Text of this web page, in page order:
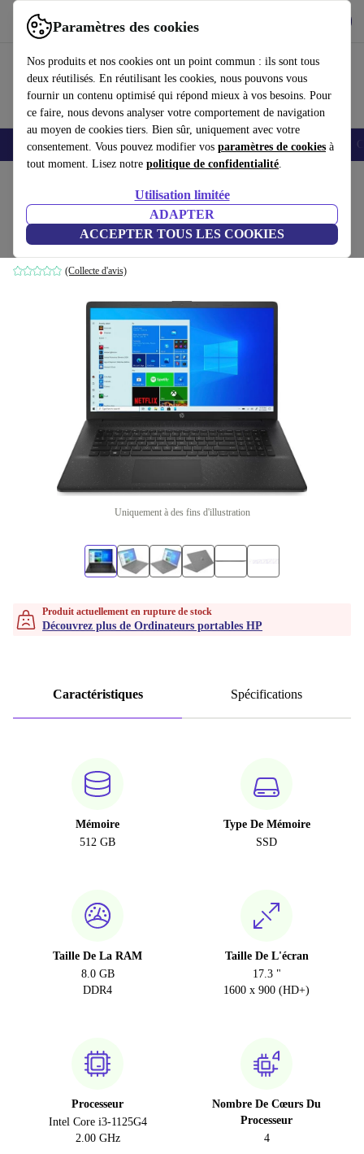
Paramètres des cookies
Nos produits et nos cookies ont un point commun : ils sont tous
deux réutilisés. En réutilisant les cookies, nous pouvons vous
fournir un contenu optimisé qui répond mieux à vos besoins. Pour
ce faire, nous devons analyser votre comportement de navigation
au moyen de cookies tiers. Bien sûr, uniquement avec votre
consentement. Vous pouvez modifier vos paramètres de cookies à
tout moment. Lisez notre politique de confidentialité.
Utilisation limitée
ADAPTER
ACCEPTER TOUS LES COOKIES
Utilisez refurbed rapidement et facilement
Smartphones Laptops Tablettes Montres connectées Accessoires
HP 17-cn0434ng | i3-1125G4 | 17.3-pouces
8 GB | 512 GB SSD | Win 11 Home | DE
(Collecte d'avis)
Uniquement à des fins d'illustration
Produit actuellement en rupture de stock
Découvrez plus de Ordinateurs portables HP
Caractéristiques Spécifications
Mémoire
512 GB
Type De Mémoire
SSD
Taille De La RAM
8.0 GB
DDR4
Taille De L'écran
17.3 "
1600 x 900 (HD+)
Processeur
Intel Core i3-1125G4
2.00 GHz
Nombre De Cœurs Du
Processeur
4